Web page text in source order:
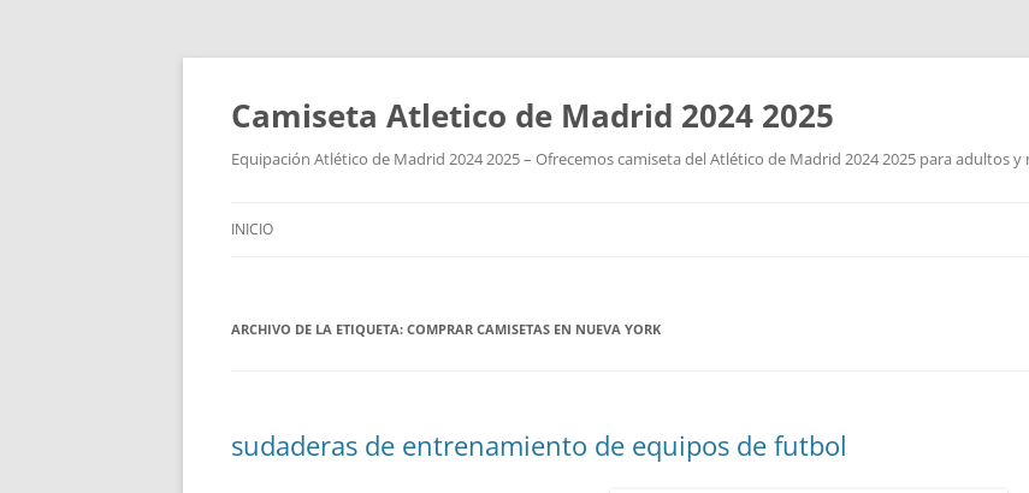
Camiseta Atletico de Madrid 2024 2025
Equipación Atlético de Madrid 2024 2025 – Ofrecemos camiseta del Atlético de Madrid 2024 2025 para adultos y
INICIO
ARCHIVO DE LA ETIQUETA: COMPRAR CAMISETAS EN NUEVA YORK
sudaderas de entrenamiento de equipos de futbol